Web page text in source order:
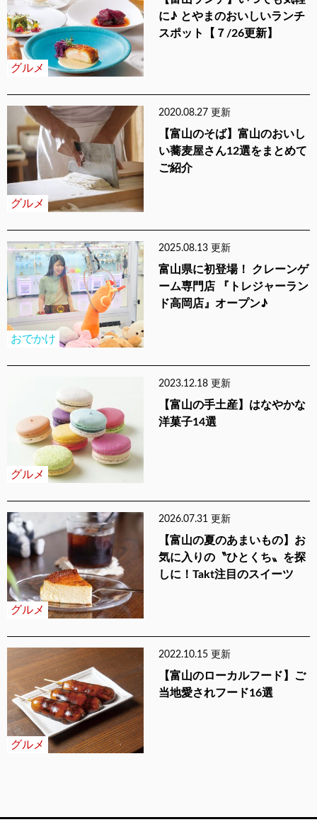
グルメ
に♪ とやまのおいしいランチ
スポット【７/26更新】
グルメ
2020.08.27 更新
【富山のそば】富山のおいし
い蕎麦屋さん12選をまとめて
ご紹介
おでかけ
2025.08.13 更新
富山県に初登場！ クレーンゲ
ーム専門店 『トレジャーラン
ド高岡店』オープン♪
グルメ
2023.12.18 更新
【富山の手土産】はなやかな
洋菓子14選
グルメ
2026.07.31 更新
【富山の夏のあまいもの】お
気に入りの〝ひとくち〟を探
しに！Takt注目のスイーツ
グルメ
2022.10.15 更新
【富山のローカルフード】ご
当地愛されフード16選